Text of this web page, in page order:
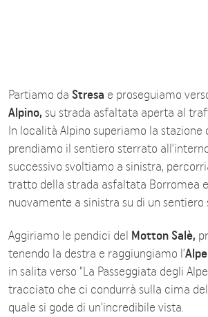
Partiamo da Stresa e proseguiamo
Alpino, su strada asfaltata aperta al
In località Alpino superiamo la stazione
prendiamo il sentiero sterrato
successivo svoltiamo a sinistra,
tratto della strada asfaltata Borromea
nuovamente a sinistra su di un sentiero
Aggiriamo le pendici del Motton Salè,
tenendo la destra e raggiungiamo l’
in salita verso “La Passeggiata degli
tracciato che ci condurrà sulla cima del
quale si gode di un’incredibile vista.